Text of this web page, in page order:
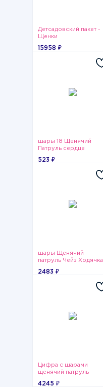
Детсадовский пакет -
Щенки
15958 ₽
шары 18 Щенячий
Патруль сердце
523 ₽
шары Щенячий
патруль Чейз Ходячка
2483 ₽
Цифра с шарами
щенячий патруль
4245 ₽